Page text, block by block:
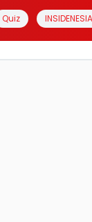
Quiz INSIDENESIA